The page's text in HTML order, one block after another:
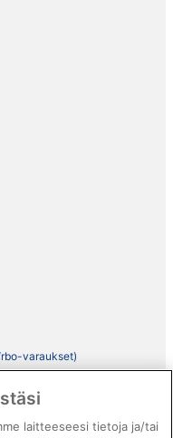
varaukset)
laitteeseesi tietoja ja/tai